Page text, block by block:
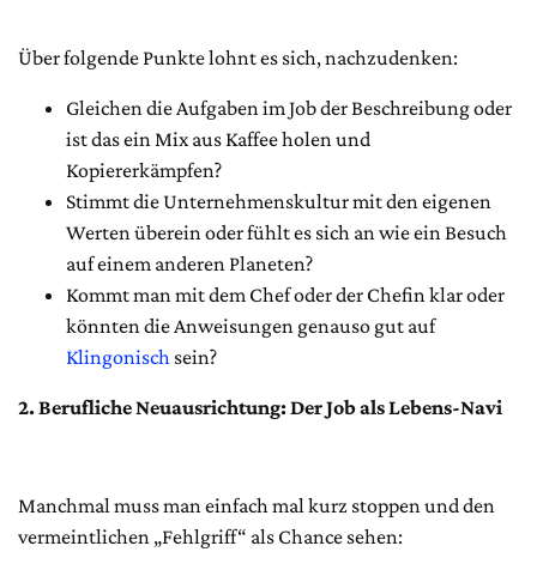
Über folgende Punkte lohnt es sich, nachzudenken:
Gleichen die Aufgaben im Job der Beschreibung oder
ist das ein Mix aus Kaffee holen und
Kopiererkämpfen?
Stimmt die Unternehmenskultur mit den eigenen
Werten überein oder fühlt es sich an wie ein Besuch
auf einem anderen Planeten?
Kommt man mit dem Chef oder der Chefin klar oder
könnten die Anweisungen genauso gut auf
Klingonisch sein?
2. Berufliche Neuausrichtung: Der Job als Lebens-Navi
Manchmal muss man einfach mal kurz stoppen und den
vermeintlichen „Fehlgriff“ als Chance sehen: